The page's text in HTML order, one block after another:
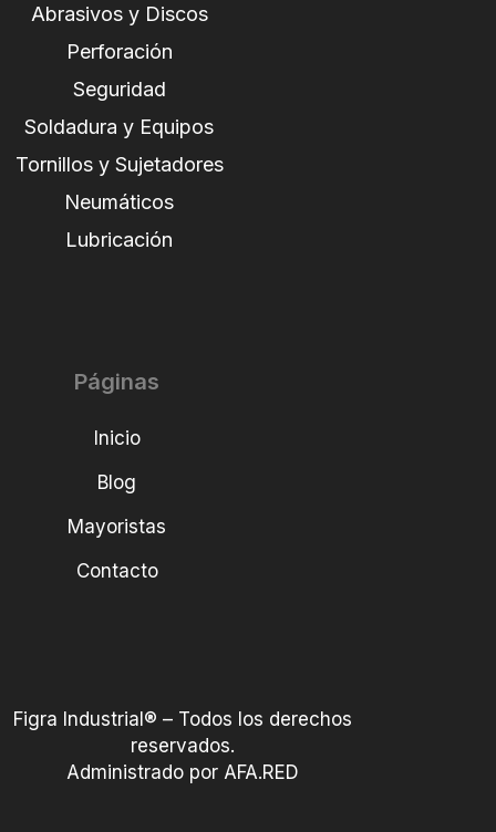
Abrasivos y Discos
Perforación
Seguridad
Soldadura y Equipos
Tornillos y Sujetadores
Neumáticos
Lubricación
Páginas
Inicio
Blog
Mayoristas
Contacto
Figra Industrial® – Todos los derechos
reservados.
Administrado por AFA.RED